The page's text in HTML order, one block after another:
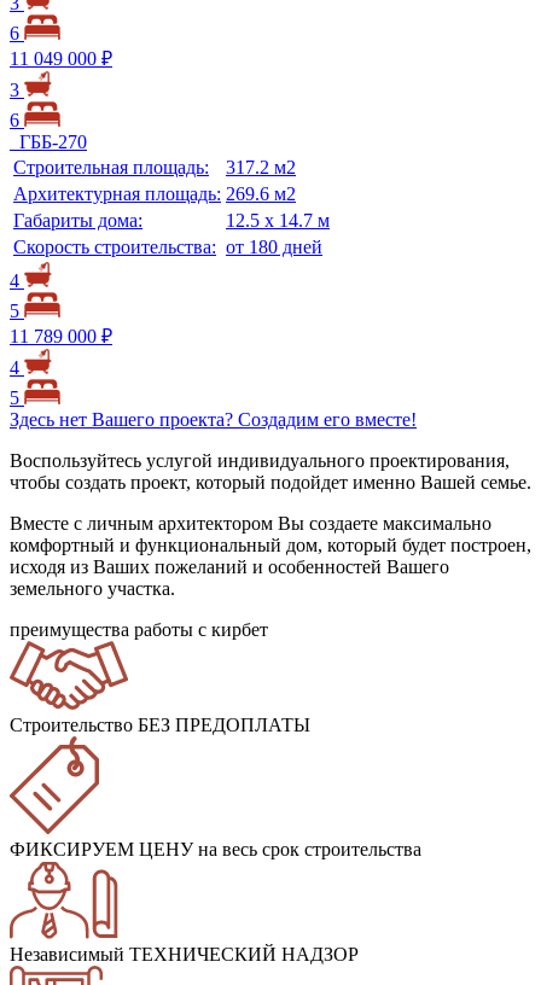
6
11 049 000 ₽
3
6
ГББ-270
Строительная площадь:
317.2 м2
Архитектурная площадь: 269.6 м2
Габариты дома:
12.5 х 14.7 м
Скорость строительства: от 180 дней
4
5
11 789 000 ₽
4
5
Здесь нет Вашего проекта? Создадим его вместе!
Воспользуйтесь услугой индивидуального проектирования,
чтобы создать проект, который подойдет именно Вашей семье.
Вместе с личным архитектором Вы создаете максимально
комфортный и функциональный дом, который будет построен,
исходя из Ваших пожеланий и особенностей Вашего
земельного участка.
преимущества работы с кирбет
Строительство БЕЗ ПРЕДОПЛАТЫ
ФИКСИРУЕМ ЦЕНУна весь срок строительства
Независимый ТЕХНИЧЕСКИЙ НАДЗОР